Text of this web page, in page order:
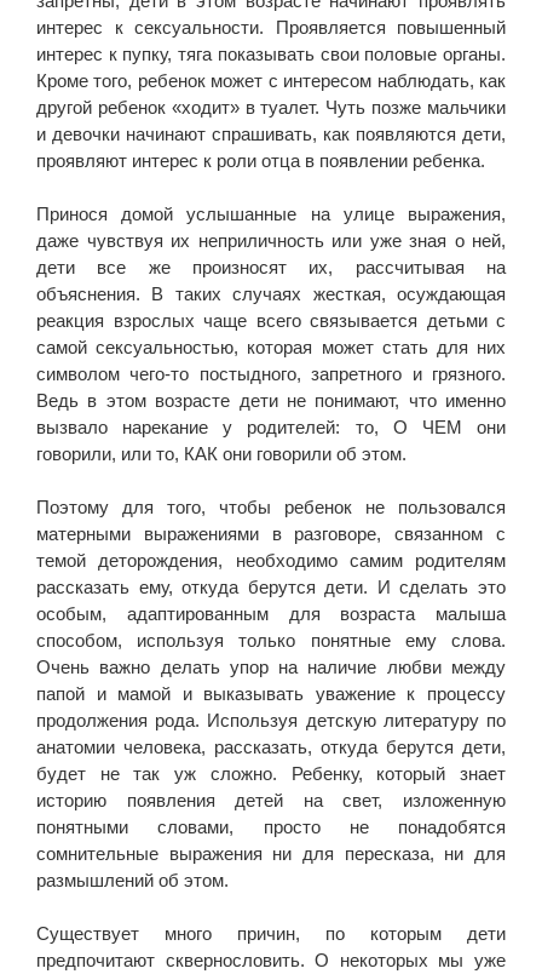
интерес к сексуальности. Проявляется повышенный
интерес к пупку, тяга показывать свои половые органы.
Кроме того, ребенок может с интересом наблюдать, как
другой ребенок «ходит» в туалет. Чуть позже мальчики
и девочки начинают спрашивать, как появляются дети,
проявляют интерес к роли отца в появлении ребенка.
Принося домой услышанные на улице выражения,
даже чувствуя их неприличность или уже зная о ней,
дети все же произносят их, рассчитывая на
объяснения. В таких случаях жесткая, осуждающая
реакция взрослых чаще всего связывается детьми с
самой сексуальностью, которая может стать для них
символом чего-то постыдного, запретного и грязного.
Ведь в этом возрасте дети не понимают, что именно
вызвало нарекание у родителей: то, О ЧЕМ они
говорили, или то, КАК они говорили об этом.
Поэтому для того, чтобы ребенок не пользовался
матерными выражениями в разговоре, связанном с
темой деторождения, необходимо самим родителям
рассказать ему, откуда берутся дети. И сделать это
особым, адаптированным для возраста малыша
способом, используя только понятные ему слова.
Очень важно делать упор на наличие любви между
папой и мамой и выказывать уважение к процессу
продолжения рода. Используя детскую литературу по
анатомии человека, рассказать, откуда берутся дети,
будет не так уж сложно. Ребенку, который знает
историю появления детей на свет, изложенную
понятными словами, просто не понадобятся
сомнительные выражения ни для пересказа, ни для
размышлений об этом.
Существует много причин, по которым дети
предпочитают сквернословить. О некоторых мы уже